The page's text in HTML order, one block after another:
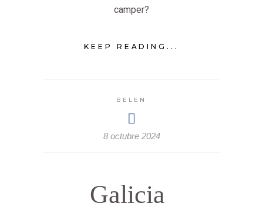
camper?
KEEP READING...
BELEN
8 octubre 2024
Galicia